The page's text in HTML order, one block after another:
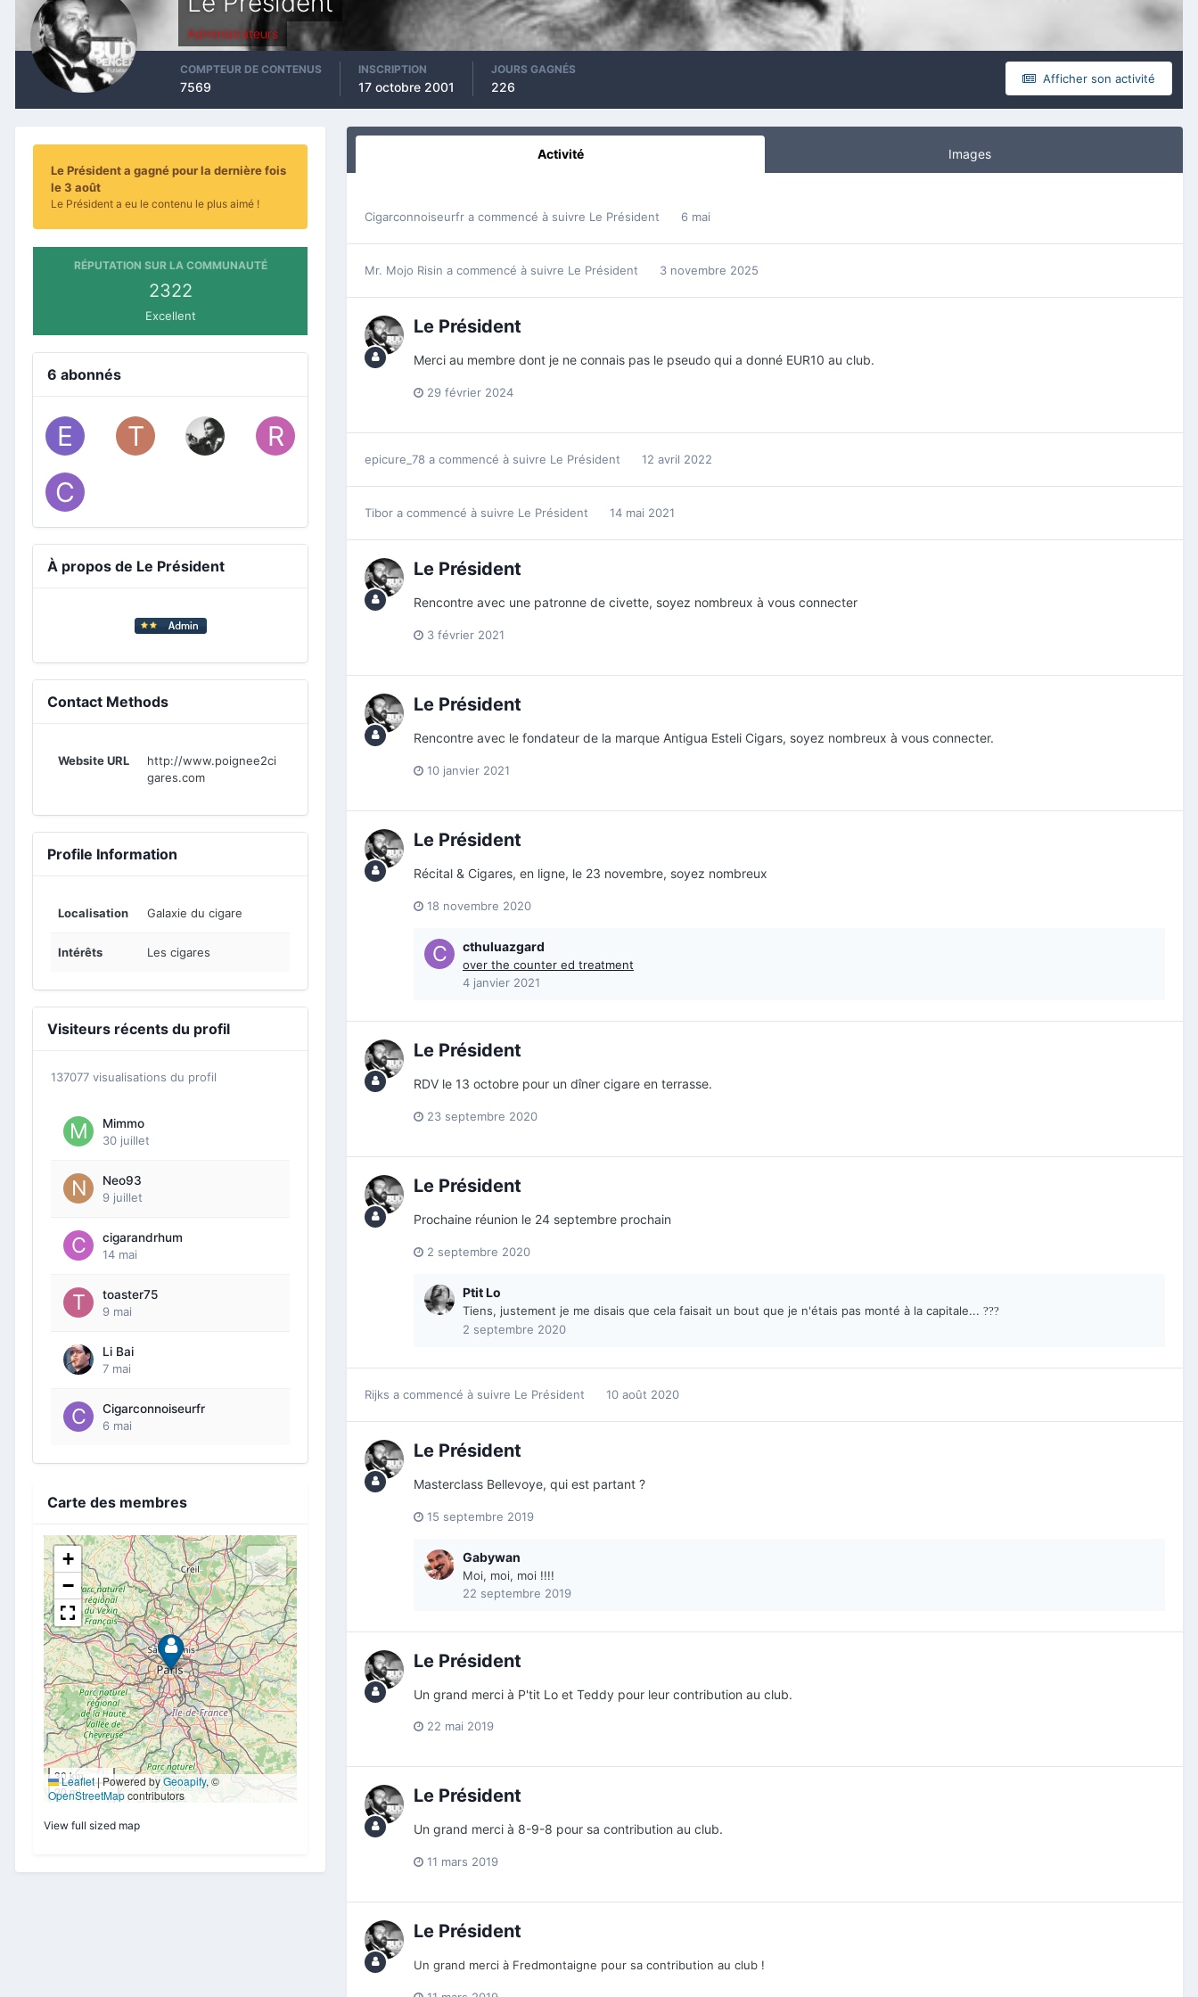
Administrateurs
Afficher son activité
COMPTEUR DE CONTENUS
7569
INSCRIPTION
17 octobre 2001
JOURS GAGNÉS
226
Le Président a gagné pour la dernière fois
le 3 août
Le Président a eu le contenu le plus aimé !
RÉPUTATION SUR LA COMMUNAUTÉ
2322
Excellent
6 abonnés
À propos de Le Président
Contact Methods
Website URL
http://www.poignee2ci
gares.com
Profile Information
Localisation Galaxie du cigare
Intérêts Les cigares
Visiteurs récents du profil
137077 visualisations du profil
Mimmo
30 juillet
Neo93
9 juillet
cigarandrhum
14 mai
toaster75
9 mai
Li Bai
7 mai
Cigarconnoiseurfr
6 mai
Carte des membres
View full sized map
Activité Images
Cigarconnoiseurfr a commencé à suivre Le Président 6 mai
Mr. Mojo Risin a commencé à suivre Le Président 3 novembre 2025
Le Président
Merci au membre dont je ne connais pas le pseudo qui a donné EUR10 au club.
29 février 2024
epicure_78 a commencé à suivre Le Président 12 avril 2022
Tibor a commencé à suivre Le Président 14 mai 2021
Le Président
Rencontre avec une patronne de civette, soyez nombreux à vous connecter
3 février 2021
Le Président
Rencontre avec le fondateur de la marque Antigua Esteli Cigars, soyez nombreux à vous connecter.
10 janvier 2021
Le Président
Récital & Cigares, en ligne, le 23 novembre, soyez nombreux
18 novembre 2020
cthuluazgard
over the counter ed treatment
4 janvier 2021
Le Président
RDV le 13 octobre pour un dîner cigare en terrasse.
23 septembre 2020
Le Président
Prochaine réunion le 24 septembre prochain
2 septembre 2020
Ptit Lo
Tiens, justement je me disais que cela faisait un bout que je n'étais pas monté à la capitale... ???
2 septembre 2020
Rijks a commencé à suivre Le Président 10 août 2020
Le Président
Masterclass Bellevoye, qui est partant ?
15 septembre 2019
Gabywan
Moi, moi, moi !!!!
22 septembre 2019
Le Président
Un grand merci à P'tit Lo et Teddy pour leur contribution au club.
22 mai 2019
Le Président
Un grand merci à 8-9-8 pour sa contribution au club.
11 mars 2019
Le Président
Un grand merci à Fredmontaigne pour sa contribution au club !